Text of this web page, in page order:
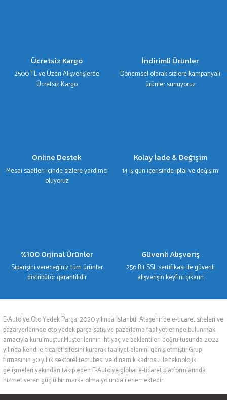
Ürün fiyatı diğer sitelerden daha pahalı.
Bu ürüne benzer farklı alternatifler olmalı.
Ücretsiz Kargo
2500 TL ve Üzeri Alışverişlerde
Ücretsiz Kargo
İndirimli Ürünler
Dönemsel olarak sizlere kampanyalı
ürünler sunuyoruz
Online Destek
Mesai saatleri içinde sizlere yardımcı
oluyoruz
Kolay İade & Değişim
14 iş gün içerisinde iptal ve değişim
%100 Orjinal Ürünler
Siparişini vereceğiniz tüm ürünler
distribütör garantilidir
Güvenli Alışveriş
256 Bit SSL sertifikası ile güvenli
alışverişin keyfini çıkarın
E-Autolye Oto Yedek Parça, 2020 yılında İstanbul Ataşehir’de e-ticaret siteleri ve
pazaryerlerinde oto yedek parça satış ve pazarlama faaliyetlerinde bulunmak
amacıyla kurulmuştur.Müşterilerinin ihtiyaç ve beklentileri doğrultusunda 2022
yılında kendi e-ticaret sitesini kurarak faaliyet alanını genişletmiştir.Grup
firmasının 50 yıllık sektörel tecrübesi ve dinamik kadrosu ile teknolojik
gelişmeleri yakından takip eden E-Autolye global e-ticaret platformlarında
hizmet veren güçlü bir marka olma yolunda ilerlemektedir.